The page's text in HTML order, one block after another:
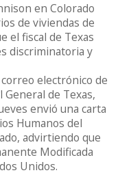
en Colorado
de viviendas de
el fiscal de Texas
discriminatoria y
electrónico de
General de Texas,
envió una carta
Humanos del
advirtiendo que
Modificada
Unidos.